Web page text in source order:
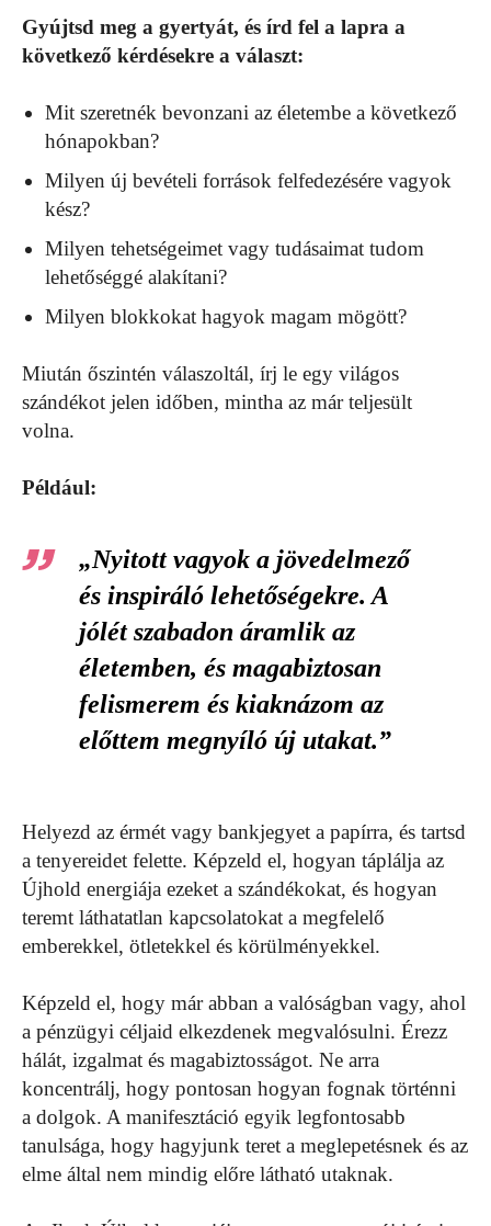
Gyújtsd meg a gyertyát, és írd fel a lapra a
következő kérdésekre a választ:
Mit szeretnék bevonzani az életembe a következő
hónapokban?
Milyen új bevételi források felfedezésére vagyok
kész?
Milyen tehetségeimet vagy tudásaimat tudom
lehetőséggé alakítani?
Milyen blokkokat hagyok magam mögött?
Miután őszintén válaszoltál, írj le egy világos
szándékot jelen időben, mintha az már teljesült
volna.
Például:
„Nyitott vagyok a jövedelmező
és inspiráló lehetőségekre. A
jólét szabadon áramlik az
életemben, és magabiztosan
felismerem és kiaknázom az
előttem megnyíló új utakat.”
Helyezd az érmét vagy bankjegyet a papírra, és tartsd
a tenyereidet felette. Képzeld el, hogyan táplálja az
Újhold energiája ezeket a szándékokat, és hogyan
teremt láthatatlan kapcsolatokat a megfelelő
emberekkel, ötletekkel és körülményekkel.
Képzeld el, hogy már abban a valóságban vagy, ahol
a pénzügyi céljaid elkezdenek megvalósulni. Érezz
hálát, izgalmat és magabiztosságot. Ne arra
koncentrálj, hogy pontosan hogyan fognak történni
a dolgok. A manifesztáció egyik legfontosabb
tanulsága, hogy hagyjunk teret a meglepetésnek és az
elme által nem mindig előre látható utaknak.